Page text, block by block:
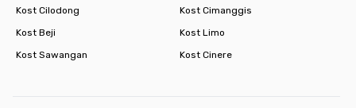
Kost Cilodong
Kost Cimanggis
Kost Beji
Kost Limo
Kost Sawangan
Kost Cinere